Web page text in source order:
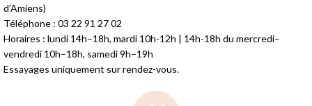
d’Amiens)
Téléphone : 03 22 91 27 02
Horaires : lundi 14h–18h, mardi 10h-12h | 14h-18h du mercredi–
vendredi 10h–18h, samedi 9h–19h
Essayages uniquement sur rendez-vous.